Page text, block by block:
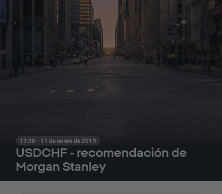
13:30 · 11 de enero de 2019
USDCHF - recomendación de
Morgan Stanley